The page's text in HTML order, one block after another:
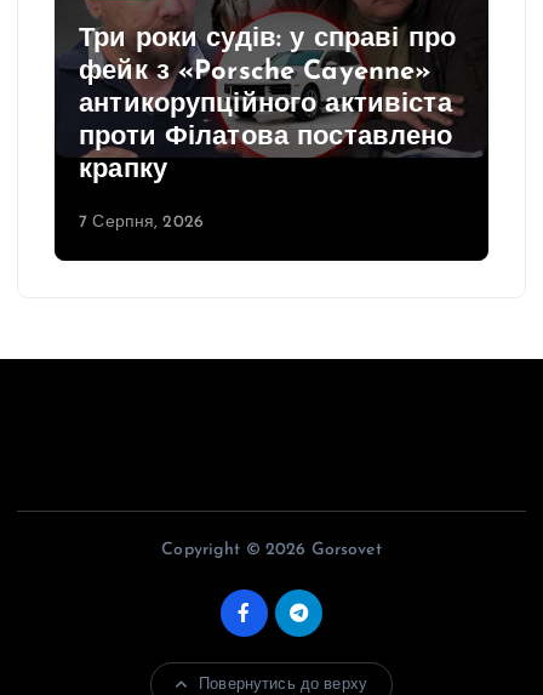
Три роки судів: у справі про
фейк з «Porsche Cayenne»
антикорупційного активіста
проти Філатова поставлено
крапку
7 Серпня, 2026
Copyright © 2026 Gorsovet
Повернутись до верху